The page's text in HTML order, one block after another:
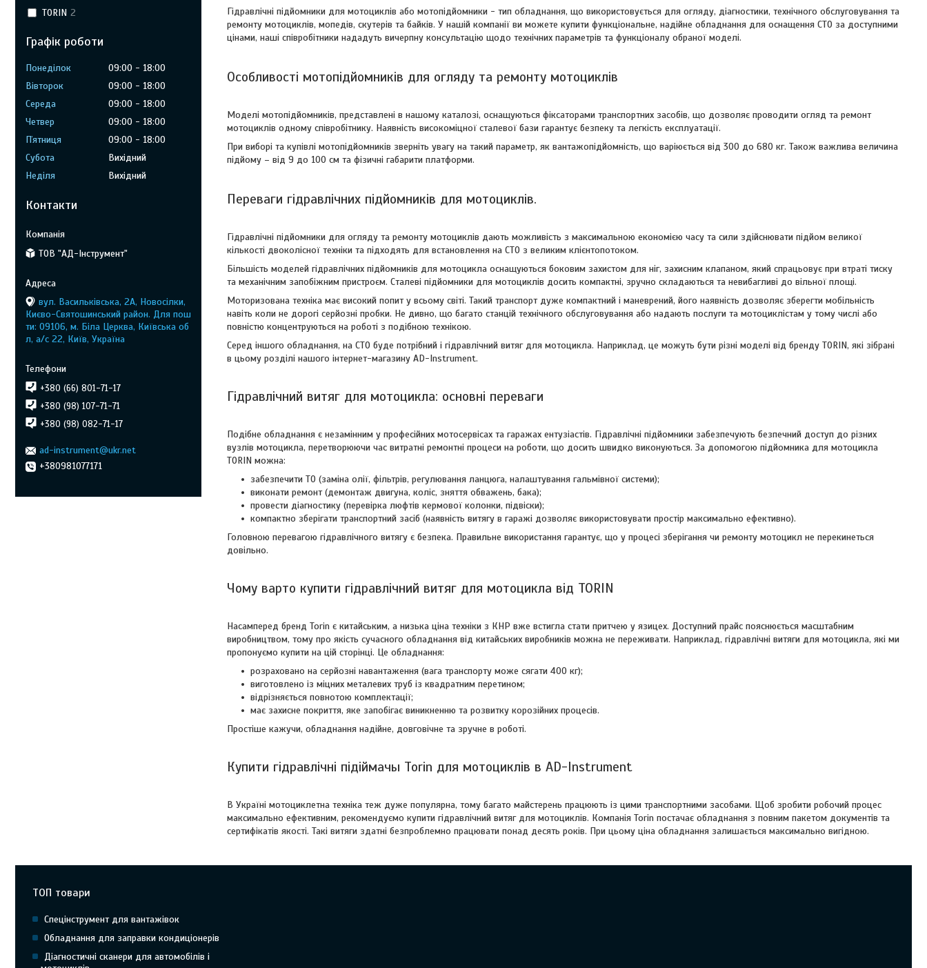
Гідравлічні підйомники для мотоциклів або мотопідйомники - тип обладнання, що використовується для огляду, діагностики, технічного обслуговування та
ремонту мотоциклів, мопедів, скутерів та байків. У нашій компанії ви можете купити функціональне, надійне обладнання для оснащення СТО за доступними
цінами, наші співробітники нададуть вичерпну консультацію щодо технічних параметрів та функціоналу обраної моделі.
Особливості мотопідйомників для огляду та ремонту мотоциклів
Моделі мотопідйомників, представлені в нашому каталозі, оснащуються фіксаторами транспортних засобів, що дозволяє проводити огляд та ремонт
мотоциклів одному співробітнику. Наявність високоміцної сталевої бази гарантує безпеку та легкість експлуатації.
При виборі та купівлі мотопідйомників зверніть увагу на такий параметр, як вантажопідйомність, що варіюється від 300 до 680 кг. Також важлива величина
підйому – від 9 до 100 см та фізичні габарити платформи.
Переваги гідравлічних підйомників для мотоциклів.
Гідравлічні підйомники для огляду та ремонту мотоциклів дають можливість з максимальною економією часу та сили здійснювати підйом великої
кількості двоколісної техніки та підходять для встановлення на СТО з великим клієнтопотоком.
Більшість моделей гідравлічних підйомників для мотоцикла оснащуються боковим захистом для ніг, захисним клапаном, який спрацьовує при втраті тиску
та механічним запобіжним пристроєм. Сталеві підйомники для мотоциклів досить компактні, зручно складаються та невибагливі до вільної площі.
Моторизована техніка має високий попит у всьому світі. Такий транспорт дуже компактний і маневрений, його наявність дозволяє зберегти мобільність
навіть коли не дорогі серйозні пробки. Не дивно, що багато станцій технічного обслуговування або надають послуги та мотоциклістам у тому числі або
повністю концентруються на роботі з подібною технікою.
Серед іншого обладнання, на СТО буде потрібний і гідравлічний витяг для мотоцикла. Наприклад, це можуть бути різні моделі від бренду TORIN, які зібрані
в цьому розділі нашого інтернет-магазину AD-Instrument.
Гідравлічний витяг для мотоцикла: основні переваги
Подібне обладнання є незамінним у професійних мотосервісах та гаражах ентузіастів. Гідравлічні підйомники забезпечують безпечний доступ до різних
вузлів мотоцикла, перетворюючи час витратні ремонтні процеси на роботи, що досить швидко виконуються. За допомогою підйомника для мотоцикла
TORIN можна:
забезпечити ТО (заміна олії, фільтрів, регулювання ланцюга, налаштування гальмівної системи);
виконати ремонт (демонтаж двигуна, коліс, зняття обважень, бака);
провести діагностику (перевірка люфтів кермової колонки, підвіски);
компактно зберігати транспортний засіб (наявність витягу в гаражі дозволяє використовувати простір максимально ефективно).
Головною перевагою гідравлічного витягу є безпека. Правильне використання гарантує, що у процесі зберігання чи ремонту мотоцикл не перекинеться
довільно.
Чому варто купити гідравлічний витяг для мотоцикла від TORIN
Насамперед бренд Torin є китайським, а низька ціна техніки з КНР вже встигла стати притчею у язицех. Доступний прайс пояснюється масштабним
виробництвом, тому про якість сучасного обладнання від китайських виробників можна не переживати. Наприклад, гідравлічні витяги для мотоцикла, які ми
пропонуємо купити на цій сторінці. Це обладнання:
розраховано на серйозні навантаження (вага транспорту може сягати 400 кг);
виготовлено із міцних металевих труб із квадратним перетином;
відрізняється повнотою комплектації;
має захисне покриття, яке запобігає виникненню та розвитку корозійних процесів.
Простіше кажучи, обладнання надійне, довговічне та зручне в роботі.
Купити гідравлічні підіймачы Torin для мотоциклів в AD-Instrument
В Україні мотоциклетна техніка теж дуже популярна, тому багато майстерень працюють із цими транспортними засобами. Щоб зробити робочий процес
максимально ефективним, рекомендуємо купити гідравлічний витяг для мотоциклів. Компанія Torin постачає обладнання з повним пакетом документів та
сертифікатів якості. Такі витяги здатні безпроблемно працювати понад десять років. При цьому ціна обладнання залишається максимально вигідною.
TORIN 2
Графік роботи
Понеділок 09:00
18:00
Вівторок
09:00
18:00
Середа
09:00
18:00
Четвер
09:00
18:00
Пʼятниця
09:00
18:00
Субота
Вихідний
Неділя
Вихідний
Контакти
ТОВ "АД-Інструмент"
вул. Васильківська, 2А, Новосілки,
Києво-Святошинський район. Для пош
ти: 09106, м. Біла Церква, Київська об
л, а/с 22, Київ, Україна
+380 (66) 801-71-17
+380 (98) 107-71-71
+380 (98) 082-71-17
ad-instrument@ukr.net
+380981077171
ТОП товари
Спецінструмент для вантажівок
Обладнання для заправки кондиціонерів
Діагностичні сканери для автомобілів і